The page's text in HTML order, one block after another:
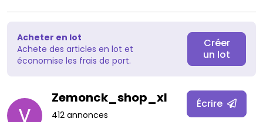
Acheter en lot
Achete des articles en lot et
économise les frais de port.
Créer
un lot
Zemonck_shop_xl
412 annonces
Écrire